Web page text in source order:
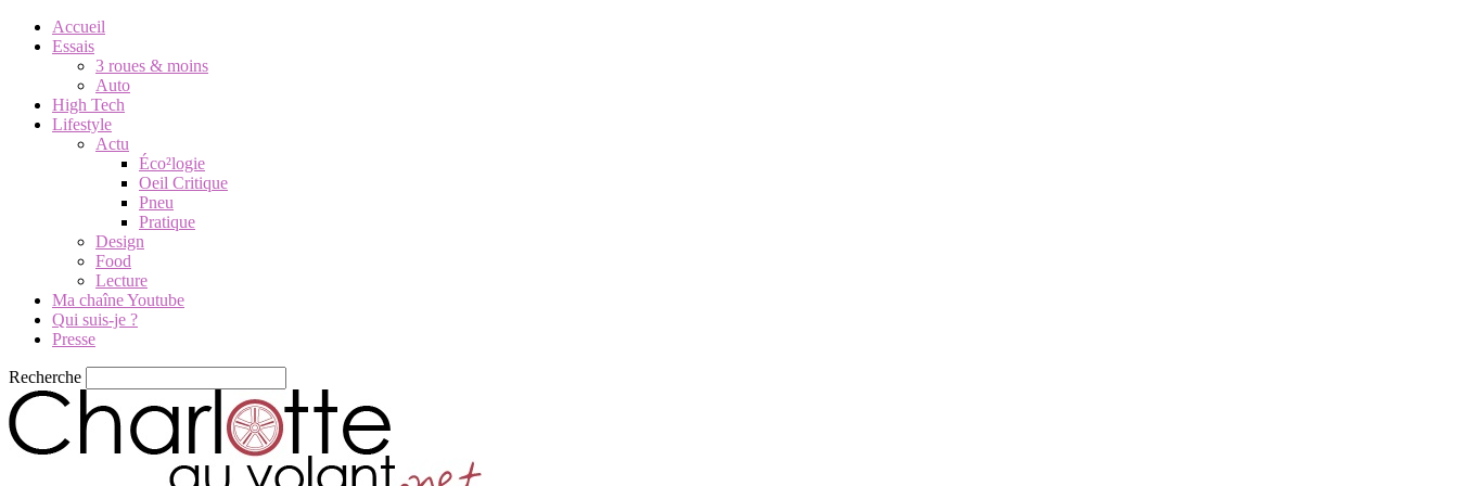
Accueil
Essais
3 roues & moins
Auto
High Tech
Lifestyle
Actu
Éco²logie
Oeil Critique
Pneu
Pratique
Design
Food
Lecture
Ma chaîne Youtube
Qui suis-je ?
Presse
Recherche